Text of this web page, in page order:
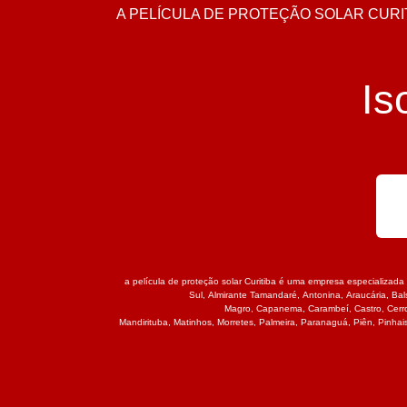
A PELÍCULA DE PROTEÇÃO SOLAR
a película de proteção solar Curitiba é uma empresa
Sul ,Almirante Tamandaré ,Antonina ,Araucária ,
Magro, Capanema Carambeí, Castro,
Mandirituba
Matinhos, Morretes, Palmeira Paranaguá Piên